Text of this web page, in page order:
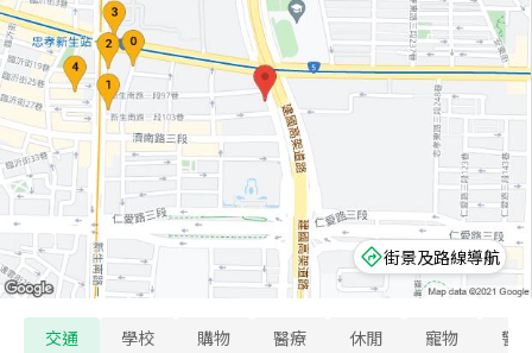
街景及路線導航
交通 學校 購物 醫療 休閒 寵物 警